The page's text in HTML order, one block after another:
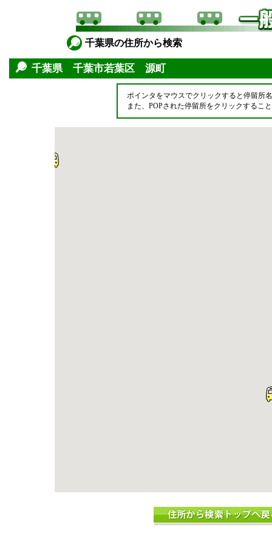
千葉県の住所から検索
千葉県 千葉市若葉区 源町
ポインタをマウスでクリックすると停留所
また、POPされた停留所をクリックするこ